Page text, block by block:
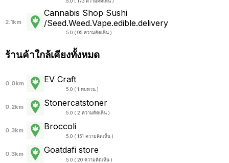
2.1km
Cannabis Shop Sushi
/Seed.Weed.Vape.edible.delivery
5.0 ( 95 ความคิดเห็น )
ร้านค้าใกล้เคียงทั้งหมด
0.0km EV Craft
5.0 ( 1 ทบทวน )
0.2km Stonercatstoner
5.0 ( 2 ความคิดเห็น )
0.3km Broccoli
5.0 ( 151 ความคิดเห็น )
0.3km Goatdafi store
5.0 ( 20 ความคิดเห็น )